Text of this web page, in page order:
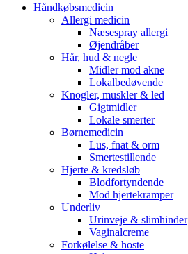
Håndkøbsmedicin
Allergi medicin
Næsespray allergi
Øjendråber
Hår, hud & negle
Midler mod akne
Lokalbedøvende
Knogler, muskler & led
Gigtmidler
Lokale smerter
Børnemedicin
Lus, fnat & orm
Smertestillende
Hjerte & kredsløb
Blodfortyndende
Mod hjertekramper
Underliv
Urinveje & slimhinder
Vaginalcreme
Forkølelse & hoste